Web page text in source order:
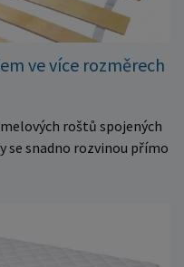
ve více rozměrech
roštů spojených
se snadno rozvinou přímo
rychle expedovat.
své matraci kvalitní